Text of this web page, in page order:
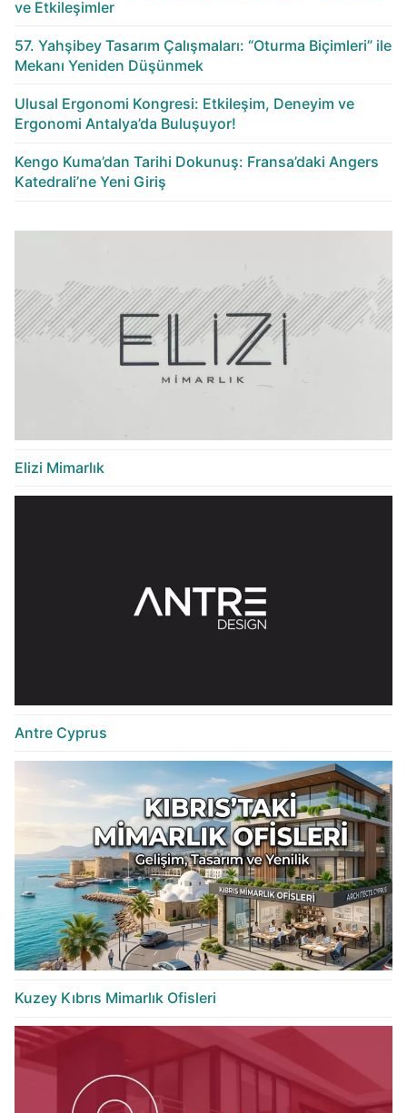
ve Etkileşimler
57. Yahşibey Tasarım Çalışmaları: “Oturma Biçimleri” ile
Mekanı Yeniden Düşünmek
Ulusal Ergonomi Kongresi: Etkileşim, Deneyim ve
Ergonomi Antalya’da Buluşuyor!
Kengo Kuma’dan Tarihi Dokunuş: Fransa’daki Angers
Katedrali’ne Yeni Giriş
Elizi Mimarlık
Antre Cyprus
Kuzey Kıbrıs Mimarlık Ofisleri